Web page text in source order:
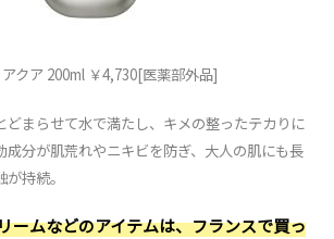
クア 200ml ￥4,730[医薬部外品]
どまらせて水で満たし、キメの整ったテカりに
成分が肌荒れやニキビを防ぎ、大人の肌にも長
持続。
ームなどのアイテムは、フランスで買っ